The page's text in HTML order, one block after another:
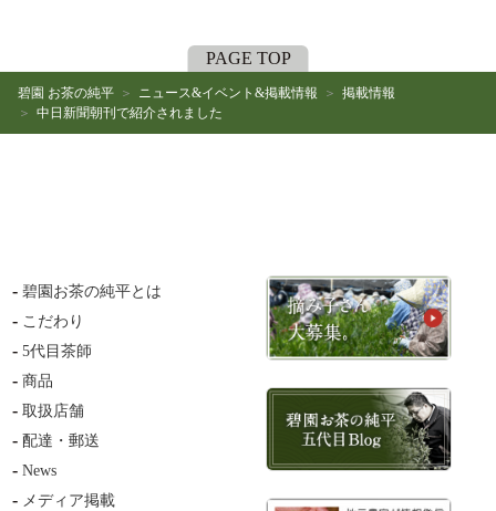
碧園 お茶の純平 ニュース&イベント&掲載情報
掲載情報
中日新聞朝刊で紹介されました
PAGE TOP
碧園お茶の純平とは
こだわり
5代目茶師
商品
取扱店舗
配達・郵送
News
メディア掲載